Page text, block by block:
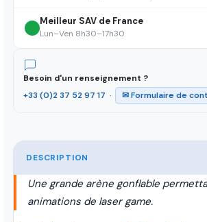
Meilleur SAV de France
Lun–Ven 8h30–17h30
Besoin d'un renseignement ?
+33 (0)2 37 52 97 17 · ✉ Formulaire de
DESCRIPTION
Une grande arène gonflable
animations de laser game.